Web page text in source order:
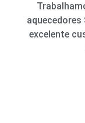
excelente